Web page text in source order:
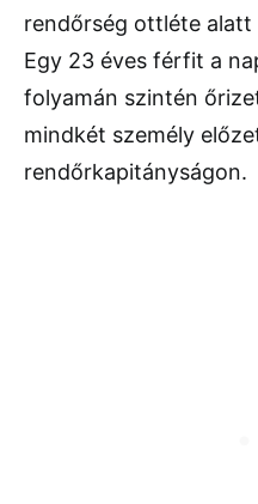
rendőrség ottléte
Egy 23 éves férfit a
folyamán szintén
mindkét személy
rendőrkapitányságon.